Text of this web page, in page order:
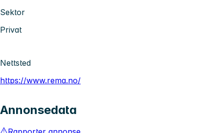
Sektor
Privat
Nettsted
https://www.rema.no/
Annonsedata